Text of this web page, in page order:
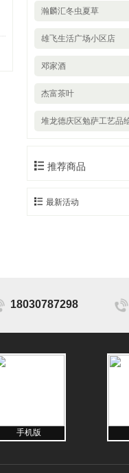
瀚麟汇冬虫夏草
雄飞生活广场小区店
邓家酒
杰富茶叶
堆龙德庆区勉萨工艺品
推荐商品
最新活动
18030787298
手机版